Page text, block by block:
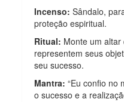
Incenso: Sândalo,
proteção espiritual.
Ritual: Monte um
representem seus
seu sucesso.
Mantra: “Eu confio no
o sucesso e a